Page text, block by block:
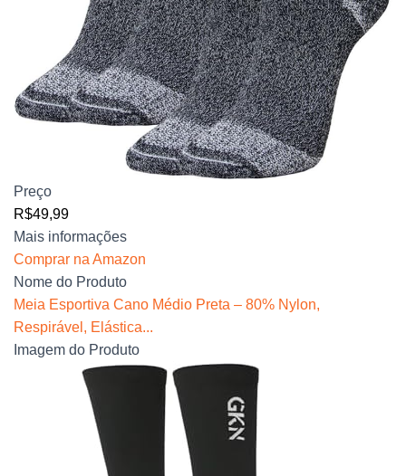
Preço
R$49,99
Mais informações
Comprar na Amazon
Nome do Produto
Meia Esportiva Cano Médio Preta – 80% Nylon,
Respirável, Elástica...
Imagem do Produto